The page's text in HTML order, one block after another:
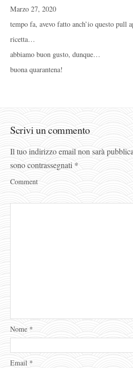
Marzo 27, 2020
tempo fa, avevo fatto anch’io questo pull
ricetta…
abbiamo buon gusto, dunque…
buona quarantena!
Scrivi un commento
Il tuo indirizzo email non sarà
sono contrassegnati *
Comment
Nome *
Email *